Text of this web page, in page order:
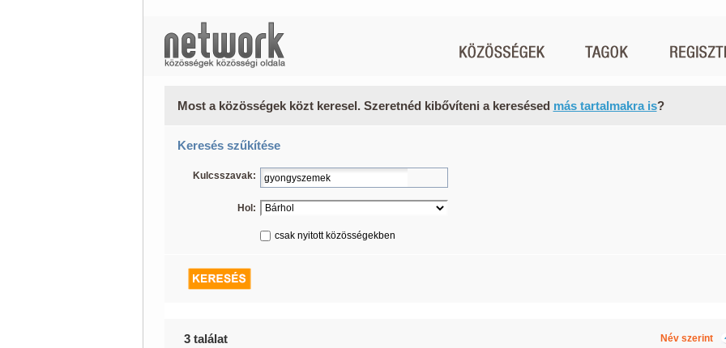
Most a közösségek közt keresel. Szeretnéd kibővíteni a keresésed más tartalmakra is?
Keresés szűkítése
Kulcsszavak:
Hol:
csak nyitott közösségekben
3 találat Név szerint